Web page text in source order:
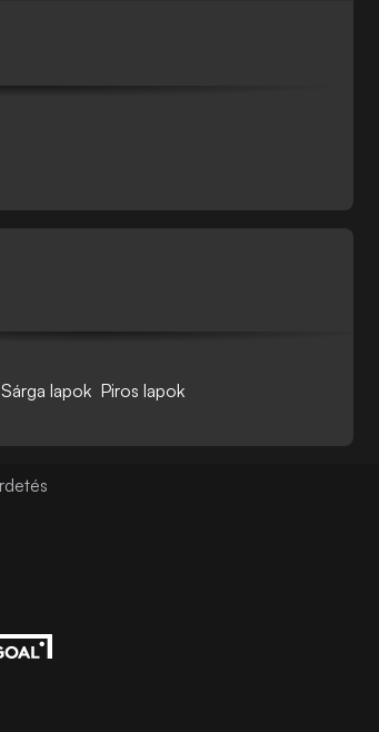
Sárga lapok Piros lapok